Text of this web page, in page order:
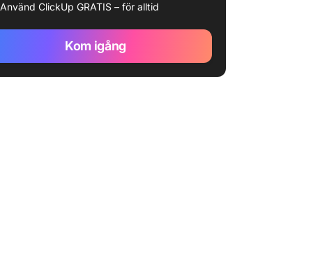
Använd ClickUp GRATIS – för alltid
Kom igång